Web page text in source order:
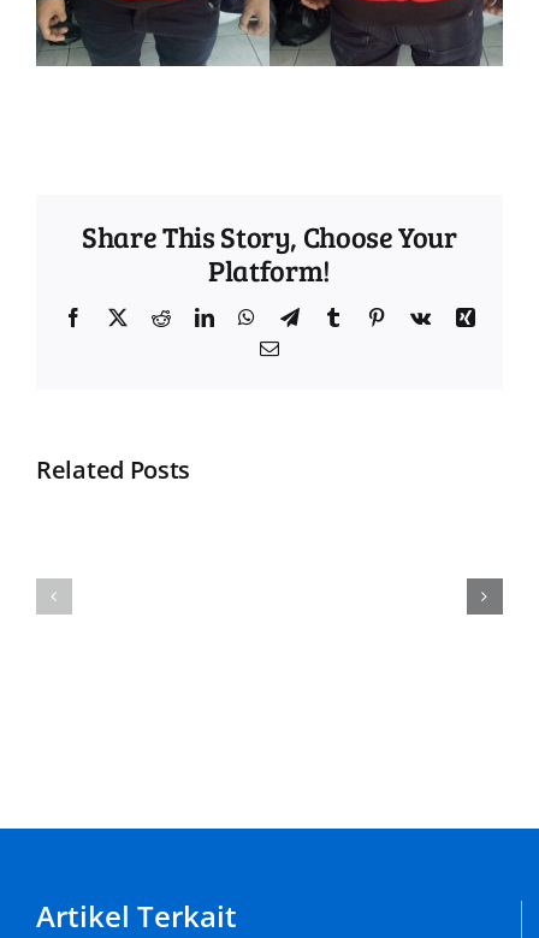
Share This Story, Choose Your
Platform!
Facebook
TwitterRedditLinkedInWhatsApp
TelegramTumblr Pinterest
Vk
Xing
Email
Related Posts
Jaket
Artikel Terkait